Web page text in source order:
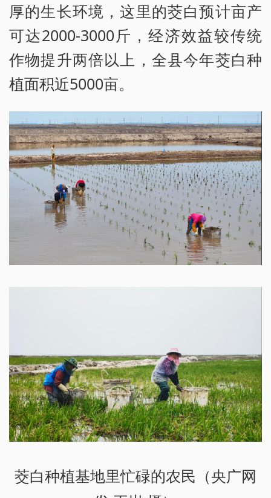
厚的生长环境，这里的茭白预计亩产
可达2000-3000斤，经济效益较传统
作物提升两倍以上，全县今年茭白种
植面积近5000亩。
茭白种植基地里忙碌的农民（央广网